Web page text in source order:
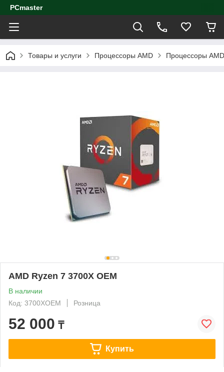
PCmaster
Товары и услуги Процессоры AMD Процессоры
AMD Ryzen 7 3700X OEM
В наличии
Код: 3700XOEM
Розница
52 000 ₸
Купить